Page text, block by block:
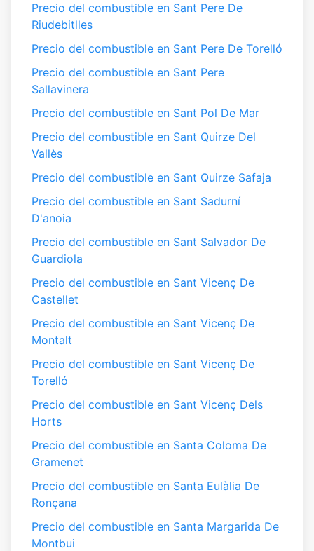
Precio del combustible en Sant Pere De
Riudebitlles
Precio del combustible en Sant Pere De Torelló
Precio del combustible en Sant Pere
Sallavinera
Precio del combustible en Sant Pol De Mar
Precio del combustible en Sant Quirze Del
Vallès
Precio del combustible en Sant Quirze Safaja
Precio del combustible en Sant Sadurní
D'anoia
Precio del combustible en Sant Salvador De
Guardiola
Precio del combustible en Sant Vicenç De
Castellet
Precio del combustible en Sant Vicenç De
Montalt
Precio del combustible en Sant Vicenç De
Torelló
Precio del combustible en Sant Vicenç Dels
Horts
Precio del combustible en Santa Coloma De
Gramenet
Precio del combustible en Santa Eulàlia De
Ronçana
Precio del combustible en Santa Margarida De
Montbui